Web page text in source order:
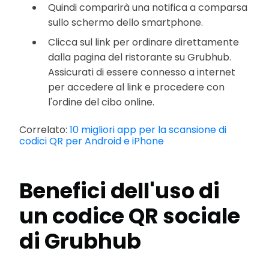
Quindi comparirà una notifica a comparsa
sullo schermo dello smartphone.
Clicca sul link per ordinare direttamente
dalla pagina del ristorante su Grubhub.
Assicurati di essere connesso a internet
per accedere al link e procedere con
l'ordine del cibo online.
Correlato: 10 migliori app per la scansione di
codici QR per Android e iPhone
Benefici dell'uso di
un codice QR sociale
di Grubhub